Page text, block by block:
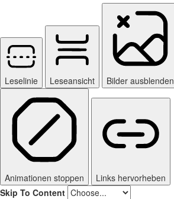
Leselinie Leseansicht Bilder ausblenden
Animationen stoppen
Links hervorheben
Skip To Content